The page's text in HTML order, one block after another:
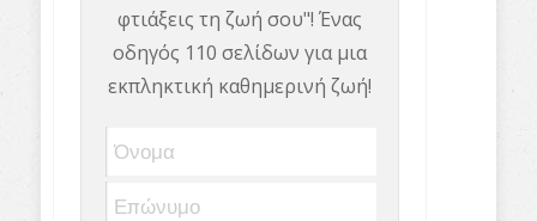
φτιάξεις τη ζωή σου"! Ένας
οδηγός 110 σελίδων για μια
εκπληκτική καθημερινή ζωή!